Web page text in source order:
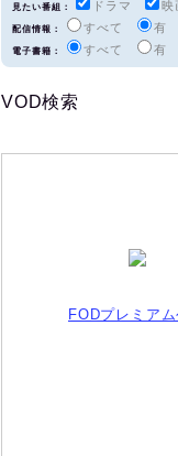
見たい番組： ドラマ 映
配信情報： すべて 有
電子書籍： すべて 有
VOD検索
FODプレミア